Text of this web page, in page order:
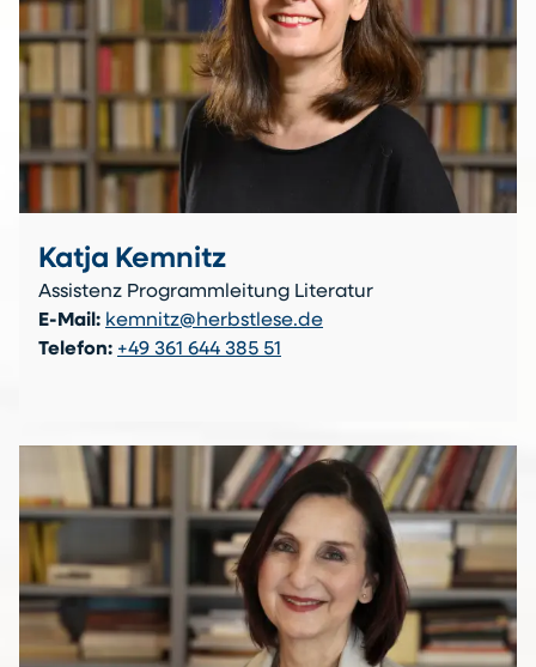
Katja Kemnitz
Assistenz Programmleitung Literatur
E-Mail: kemnitz@herbstlese.de
Telefon: +49 361 644 385 51